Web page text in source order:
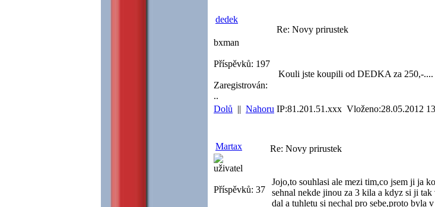
dedek
bxman
Příspěvků: 197
Zaregistrován:
..
Re: Novy prirustek
Kouli jste koupili od DEDKA za 250,-....
Dolů || Nahoru IP:81.201.51.xxx Vloženo:28.05.2012
Martax
uživatel
Příspěvků: 37
Re: Novy prirustek
Jojo,to souhlasi ale mezi tim,co jsem ji ja
sehnal nekde jinou za 3 kila a kdyz si ji
dal a tuhletu si nechal pro sebe,proto byla